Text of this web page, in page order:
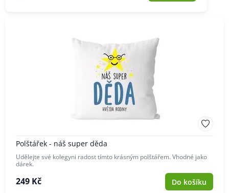
Polštářek - náš super děda
Udělejte své kolegyni radost tímto krásným polštářem. Vhodné jako
dárek.
249 Kč Do košíku